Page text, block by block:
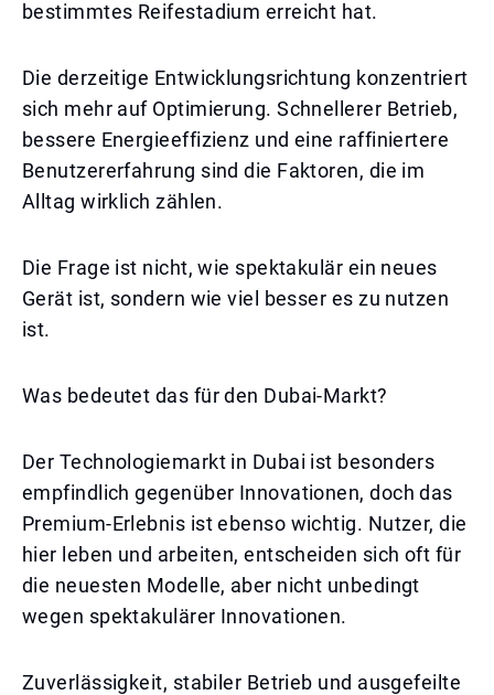
bestimmtes Reifestadium erreicht hat.
Die derzeitige Entwicklungsrichtung konzentriert
sich mehr auf Optimierung. Schnellerer Betrieb,
bessere Energieeffizienz und eine raffiniertere
Benutzererfahrung sind die Faktoren, die im
Alltag wirklich zählen.
Die Frage ist nicht, wie spektakulär ein neues
Gerät ist, sondern wie viel besser es zu nutzen
ist.
Was bedeutet das für den Dubai-Markt?
Der Technologiemarkt in Dubai ist besonders
empfindlich gegenüber Innovationen, doch das
Premium-Erlebnis ist ebenso wichtig. Nutzer, die
hier leben und arbeiten, entscheiden sich oft für
die neuesten Modelle, aber nicht unbedingt
wegen spektakulärer Innovationen.
Zuverlässigkeit, stabiler Betrieb und ausgefeilte